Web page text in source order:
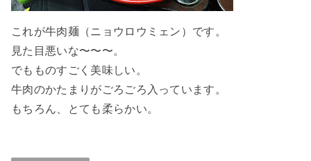
これが牛肉麺（ニョウロウミェン）です。
見た目悪いな〜〜〜。
でもものすごく美味しい。
牛肉のかたまりがごろごろ入っています。
もちろん、とても柔らかい。